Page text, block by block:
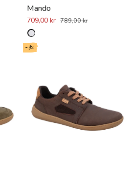
Mando
709,00 kr 789,00 kr
- 3%